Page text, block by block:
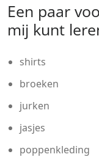
Een paar
mij kunt
shirts
broeken
jurken
jasjes
poppenkleding